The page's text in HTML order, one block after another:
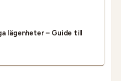
lägenheter – Guide till